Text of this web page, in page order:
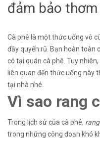
đảm bảo thơm
Cà phê là một thức uống vô
đầy quyến rũ. Bạn hoàn toàn
có tại quán cà phê. Tuy
liên quan đến thức uống này
tại nhà nhé.
Vì sao rang
Trong lịch sử của cà phê,
trong những công đoạn khó